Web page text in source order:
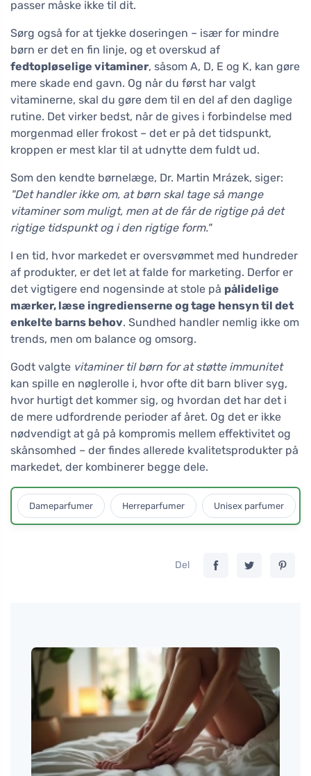
passer måske ikke til dit.
Sørg også for at tjekke doseringen – især for mindre
børn er det en fin linje, og et overskud af
fedtopløselige vitaminer, såsom A, D, E og K, kan gøre
mere skade end gavn. Og når du først har valgt
vitaminerne, skal du gøre dem til en del af den daglige
rutine. Det virker bedst, når de gives i forbindelse med
morgenmad eller frokost – det er på det tidspunkt,
kroppen er mest klar til at udnytte dem fuldt ud.
Som den kendte børnelæge, Dr. Martin Mrázek, siger:
"Det handler ikke om, at børn skal tage så mange
vitaminer som muligt, men at de får de rigtige på det
rigtige tidspunkt og i den rigtige form."
I en tid, hvor markedet er oversvømmet med hundreder
af produkter, er det let at falde for marketing. Derfor er
det vigtigere end nogensinde at stole på pålidelige
mærker, læse ingredienserne og tage hensyn til det
enkelte barns behov. Sundhed handler nemlig ikke om
trends, men om balance og omsorg.
Godt valgte vitaminer til børn for at støtte immunitet
kan spille en nøglerolle i, hvor ofte dit barn bliver syg,
hvor hurtigt det kommer sig, og hvordan det har det i
de mere udfordrende perioder af året. Og det er ikke
nødvendigt at gå på kompromis mellem effektivitet og
skånsomhed – der findes allerede kvalitetsprodukter på
markedet, der kombinerer begge dele.
Dameparfumer Herreparfumer Unisex parfumer
Del